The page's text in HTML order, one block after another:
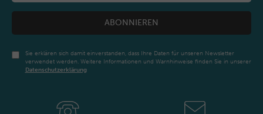
ABONNIEREN
Sie erklären sich damit einverstanden, dass Ihre Daten für unseren Newsletter
verwendet werden. Weitere Informationen und Warnhinweise finden Sie in unserer
Daten­schutz­erklärung